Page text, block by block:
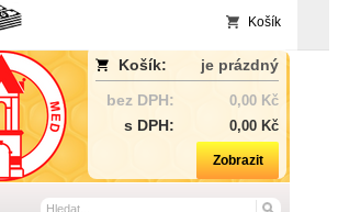
Košík
Košík:
je prázdný
bez DPH:
0,00 Kč
s DPH: 0,00 Kč
Zobrazit